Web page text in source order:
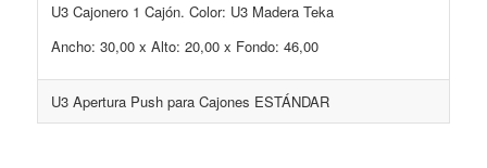
U3 Cajonero 1 Cajón. Color: U3 Madera Teka
Ancho: 30,00 x Alto: 20,00 x Fondo: 46,00
U3 Apertura Push para Cajones ESTÁNDAR